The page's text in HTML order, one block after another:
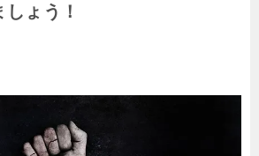
ょう！